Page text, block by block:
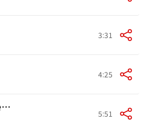
3:31
4:25
State of Independence 5:51